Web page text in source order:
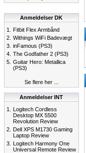
Anmeldelser DK
1.
Fitbit Flex Armbånd
2. Withings WiFi Badevægt
3. inFamous (PS3)
4. The Godfather 2 (PS3)
5. Guitar Hero: Metallica
(PS3)
Se flere her ...
Anmeldelser INT
1.
Logitech Cordless
Desktop MX 5500
Revolution Review
2. Dell XPS M1730 Gaming
Laptop Review
3. Logitech Harmony One
Universal Remote Review